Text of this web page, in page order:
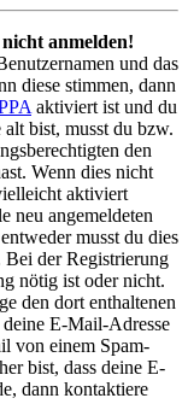
anmelden!
und das
diese stimmen, dann
aktiviert ist und du
alt bist, musst du bzw.
den
Wenn dies nicht
aktiviert
neu angemeldeten
musst du dies
Bei der Registrierung
nötig ist oder nicht.
den dort enthaltenen
E-Mail-Adresse
von einem Spam-
bist, dass deine E-
dann kontaktiere